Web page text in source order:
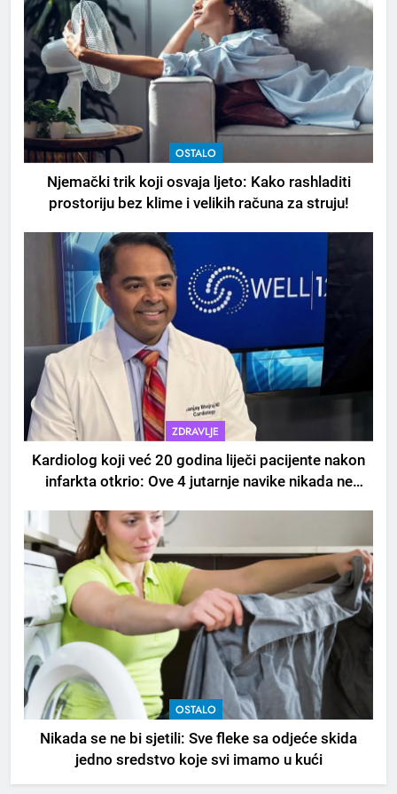
OSTALO
Njemački trik koji osvaja ljeto: Kako rashladiti
prostoriju bez klime i velikih računa za struju!
ZDRAVLJE
Kardiolog koji već 20 godina liječi pacijente nakon
infarkta otkrio: Ove 4 jutarnje navike nikada ne
OSTALO
Nikada se ne bi sjetili: Sve fleke sa odjeće skida
jedno sredstvo koje svi imamo u kući
5
Čaj od lovora i cimeta – prirodni
napitak za svakodnevnu rutinu
OSTALO
6
na prazan stomak i crijeva će
raditi kao sat, zaboravit ćete na
loše varenje
OSTALO
7
Tračevi su njihova glavna
preokupacija: Ljudi rođeni u ova
tri znaka najviše vole ogovarati
OSTALO
8
Piće od smreke – prirodni
napitak koji se često spominje
kod šećerne bolesti
OSTALO